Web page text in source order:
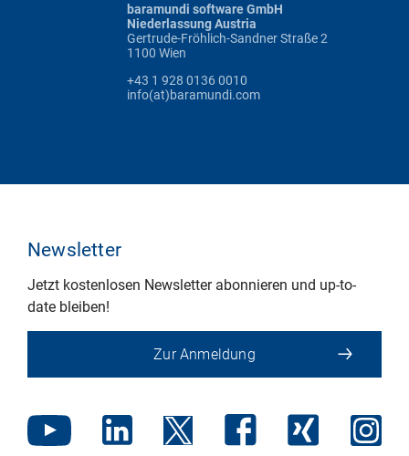
baramundi software GmbH
Niederlassung Austria
Gertrude-Fröhlich-Sandner Straße 2
1100 Wien
+43 1 928 0136 0010
info(at)baramundi.com
Newsletter
Jetzt kostenlosen Newsletter abonnieren und up-to-
date bleiben!
Zur Anmeldung